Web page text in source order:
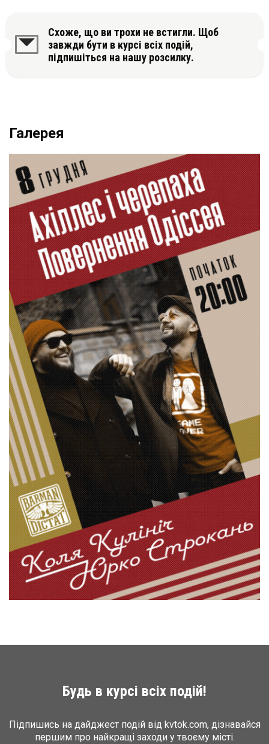
Схоже, що ви трохи не встигли. Щоб
завжди бути в курсі всіх подій,
підпишіться на нашу розсилку.
Галерея
Будь в курсі всіх подій!
Підпишись на дайджест подій від kvtok.com, дізнавайся
першим про найкращі заходи у твоєму місті.